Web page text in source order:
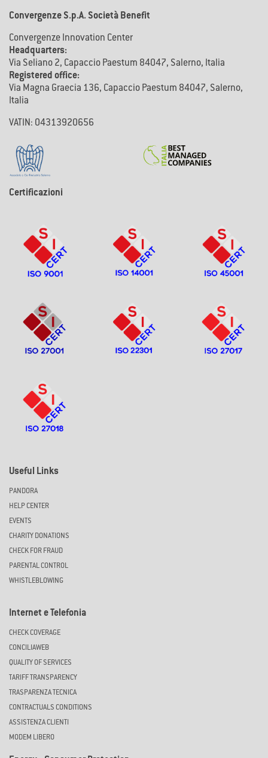
Convergenze S.p.A. Società Benefit
Convergenze Innovation Center
Headquarters:
Via Seliano 2, Capaccio Paestum 84047, Salerno, Italia
Registered office:
Via Magna Graecia 136, Capaccio Paestum 84047, Salerno,
Italia
VATIN: 04313920656
Certificazioni
Useful Links
PANDORA
HELP CENTER
EVENTS
CHARITY DONATIONS
CHECK FOR FRAUD
PARENTAL CONTROL
WHISTLEBLOWING
Internet e Telefonia
CHECK COVERAGE
CONCILIAWEB
QUALITY OF SERVICES
TARIFF TRANSPARENCY
TRASPARENZA TECNICA
CONTRACTUALS CONDITIONS
ASSISTENZA CLIENTI
MODEM LIBERO